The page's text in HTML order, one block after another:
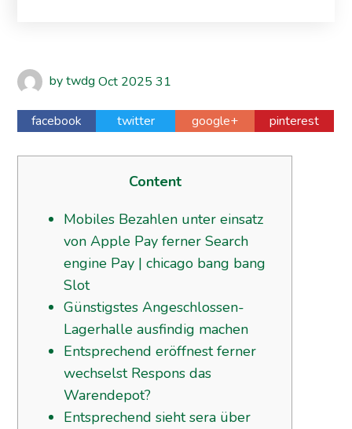
by twdg Oct 2025 31
facebook twitter google+ pinterest
Content
Mobiles Bezahlen unter einsatz
von Apple Pay ferner Search
engine Pay | chicago bang bang
Slot
Güns­tigstes Angeschlossen-
Lagerhalle ausfindig machen
Entsprechend eröffnest ferner
wechselst Respons das
Warendepot?
Entsprechend sieht sera über